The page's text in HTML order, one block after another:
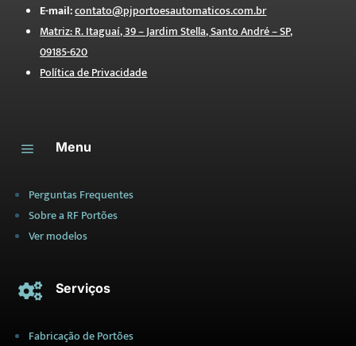
E-mail:contato@pjportoesautomaticos.com.br
Matriz: R. Itaguaí, 39 – Jardim Stella, Santo André – SP,
09185-620
Política de Privacidade
a Menu
Perguntas Frequentes
Sobre a RF Portões
Ver modelos
 Serviços
Fabricação de Portões